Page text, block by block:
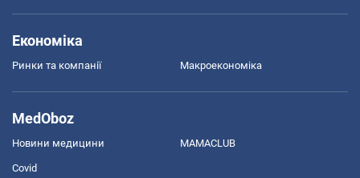
Економіка
Ринки та компанії Макроекономіка
MedOboz
Новини медицини MAMACLUB
Covid